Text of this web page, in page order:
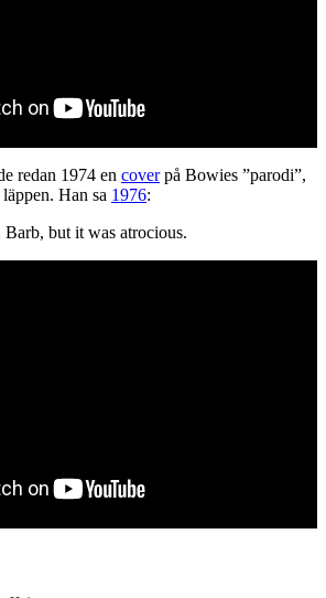
redan 1974 en coverpå Bowies ”parodi”,
Han sa 1976:
but it was atrocious.